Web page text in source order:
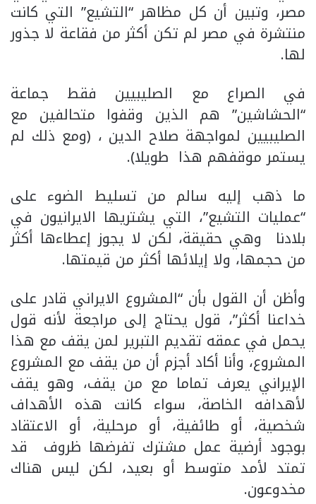
مصر، وتبين أن كل مظاهر “التشيع” التي كانت
منتشرة في مصر لم تكن أكثر من فقاعة لا جذور
لها.
في الصراع مع الصليبيين فقط جماعة
“الحشاشين” هم الذين وقفوا متحالفين مع
الصليبيين لمواجهة صلاح الدين ، (ومع ذلك لم
يستمر موقفهم هذا طويلا).
ما ذهب إليه سالم من تسليط الضوء على
“عمليات التشيع”، التي يشتريها الايرانيون في
بلادنا وهي حقيقة، لكن لا يجوز إعطاءها أكثر
من حجمها، ولا إيلائها أكثر من قيمتها.
وأظن أن القول بأن “المشروع الايراني قادر على
خداعنا أكثر”، قول يحتاج إلى مراجعة لأنه قول
يحمل في عمقه تقديم التبرير لمن يقف مع هذا
المشروع، وأنا أكاد أجزم أن من يقف مع المشروع
الإيراني يعرف تماما مع من يقف، وهو يقف
لأهدافه الخاصة، سواء كانت هذه الأهداف
شخصية، أو طائفية، أو مرحلية، أو الاعتقاد
بوجود أرضية عمل مشترك تفرضها ظروف قد
تمتد لأمد متوسط أو بعيد، لكن ليس هناك
مخدوعون.